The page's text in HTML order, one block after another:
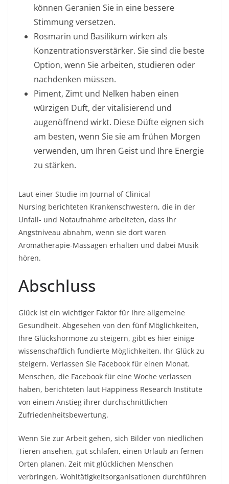
können Geranien Sie in eine bessere
Stimmung versetzen.
Rosmarin und Basilikum wirken als
Konzentrationsverstärker. Sie sind die beste
Option, wenn Sie arbeiten, studieren oder
nachdenken müssen.
Piment, Zimt und Nelken haben einen
würzigen Duft, der vitalisierend und
augenöffnend wirkt. Diese Düfte eignen sich
am besten, wenn Sie sie am frühen Morgen
verwenden, um Ihren Geist und Ihre Energie
zu stärken.
Laut einer Studie im Journal of Clinical
Nursing berichteten Krankenschwestern, die in der
Unfall- und Notaufnahme arbeiteten, dass ihr
Angstniveau abnahm, wenn sie dort waren
Aromatherapie-Massagen erhalten und dabei Musik
hören.
Abschluss
Glück ist ein wichtiger Faktor für Ihre allgemeine
Gesundheit. Abgesehen von den fünf Möglichkeiten,
Ihre Glückshormone zu steigern, gibt es hier einige
wissenschaftlich fundierte Möglichkeiten, Ihr Glück zu
steigern. Verlassen Sie Facebook für einen Monat.
Menschen, die Facebook für eine Woche verlassen
haben, berichteten laut Happiness Research Institute
von einem Anstieg ihrer durchschnittlichen
Zufriedenheitsbewertung.
Wenn Sie zur Arbeit gehen, sich Bilder von niedlichen
Tieren ansehen, gut schlafen, einen Urlaub an fernen
Orten planen, Zeit mit glücklichen Menschen
verbringen, Wohltätigkeitsorganisationen durchführen